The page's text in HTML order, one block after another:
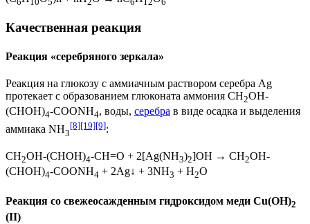
Качественная реакция
Реакция «серебряного зеркала»
Реакция на глюкозу с аммиачным раствором серебра Ag
протекает с образованием глюконата аммония CH2OH-
(CHOH)4-COONH4, воды, серебра в виде осадка и выделения
аммиака NH3
[8][19][9]:
CH2OH-(CHOH)4-CH=O + 2[Ag(NH3)2]OH → CH2OH-
(CHOH)4-COONH4 + 2Ag↓ + 3NH3 + H2O
Реакция со свежеосажденным гидроксидом меди Cu(OH)2
(II)